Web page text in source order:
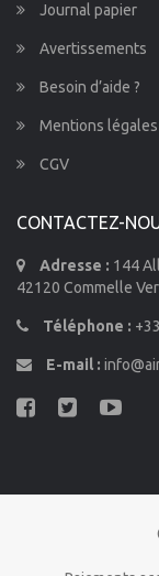
Journal papier
Avertissements
Besoin d’aide ?
Mentions légales
CGV
CONTACTEZ-
Adresse : 144
42120 Commelle
Téléphone :
E-mail :